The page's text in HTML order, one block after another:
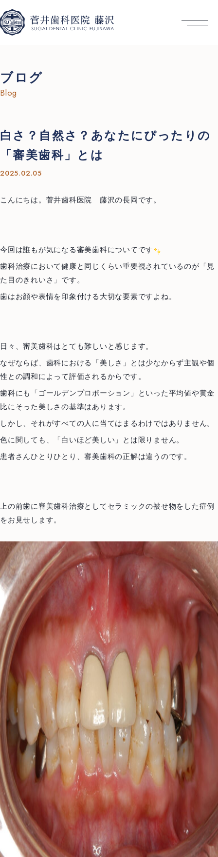
ブログ
Blog
白さ？自然さ？あなたにぴったりの
「審美歯科」とは
2025.02.05
こんにちは。菅井歯科医院 藤沢の長岡です。
今回は誰もが気になる審美歯科についてです
歯科治療において健康と同じくらい重要視されているのが「見
た目のきれいさ」です。
歯はお顔や表情を印象付ける大切な要素ですよね。
日々、審美歯科はとても難しいと感じます。
なぜならば、歯科における「美しさ」とは少なからず主観や個
性との調和によって評価されるからです。
歯科にも「ゴールデンプロポーション」といった平均値や黄金
比にそった美しさの基準はあります。
しかし、それがすべての人に当てはまるわけではありません。
色に関しても、「白いほど美しい」とは限りません。
患者さんひとりひとり、審美歯科の正解は違うのです。
上の前歯に審美歯科治療としてセラミックの被せ物をした症例
をお見せします。